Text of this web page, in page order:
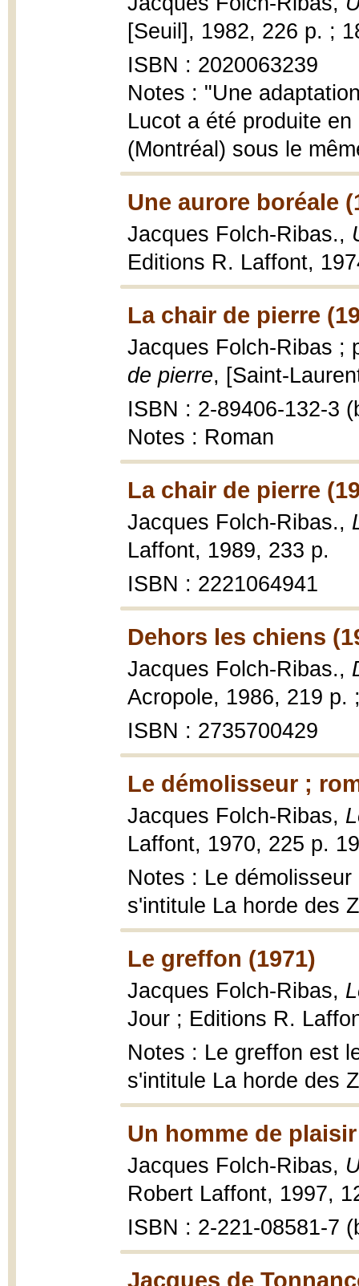
[Seuil], 1982, 226 p. ;
ISBN : 2020063239
Notes : "Une
Lucot a été produite
(Montréal) sous le
Une aurore boréale
Jacques Folch-Ribas.,
Editions R. Laffont,
La chair de pierre
Jacques Folch-Ribas ;
de pierre, [Saint-
ISBN : 2-89406-132-3
Notes : Roman
La chair de pierre
Jacques Folch-Ribas.,
Laffont, 1989, 233 p.
ISBN : 2221064941
Dehors les chiens
Jacques Folch-Ribas.,
Acropole, 1986, 219 p.
ISBN : 2735700429
Le démolisseur ;
Jacques Folch-Ribas,
Laffont, 1970, 225 p.
Notes : Le
s'intitule La horde des
Le greffon (1971)
Jacques Folch-Ribas,
Jour ; Editions R.
Notes : Le greffon est
s'intitule La horde des
Un homme de
Jacques Folch-Ribas,
Robert Laffont, 1997,
ISBN : 2-221-08581-7
Jacques de